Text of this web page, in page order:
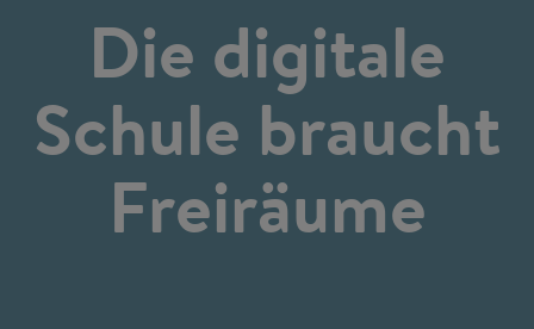
Die digitale
Schule braucht
Freiräume